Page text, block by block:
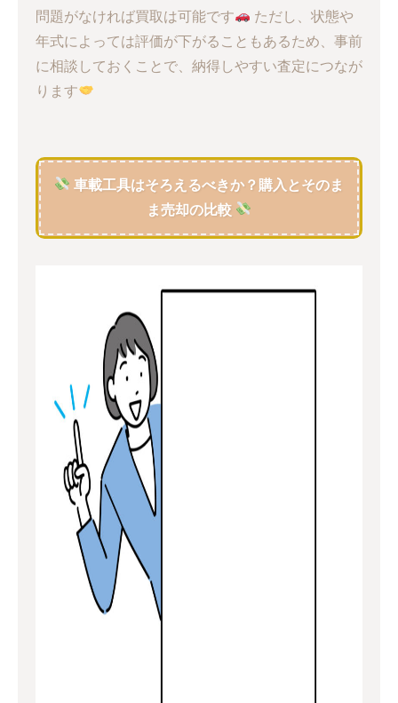
問題がなければ買取は可能です
ただし、状態や
年式によっては評価が下がることもあるため、事前
に相談しておくことで、納得しやすい査定につなが
ります
車載工具はそろえるべきか？購入とそのま
ま売却の比較